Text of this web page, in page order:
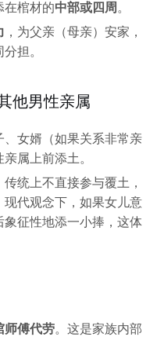
在棺材的中部或四周。
，为父亲（母亲）安家，
担。
他男性亲属
、女婿（如果关系非常亲
属上前添土。
传统上不直接参与覆土，
代观念下，如果女儿意
征性地添一小捧，这体
师傅代劳。这是家族内部